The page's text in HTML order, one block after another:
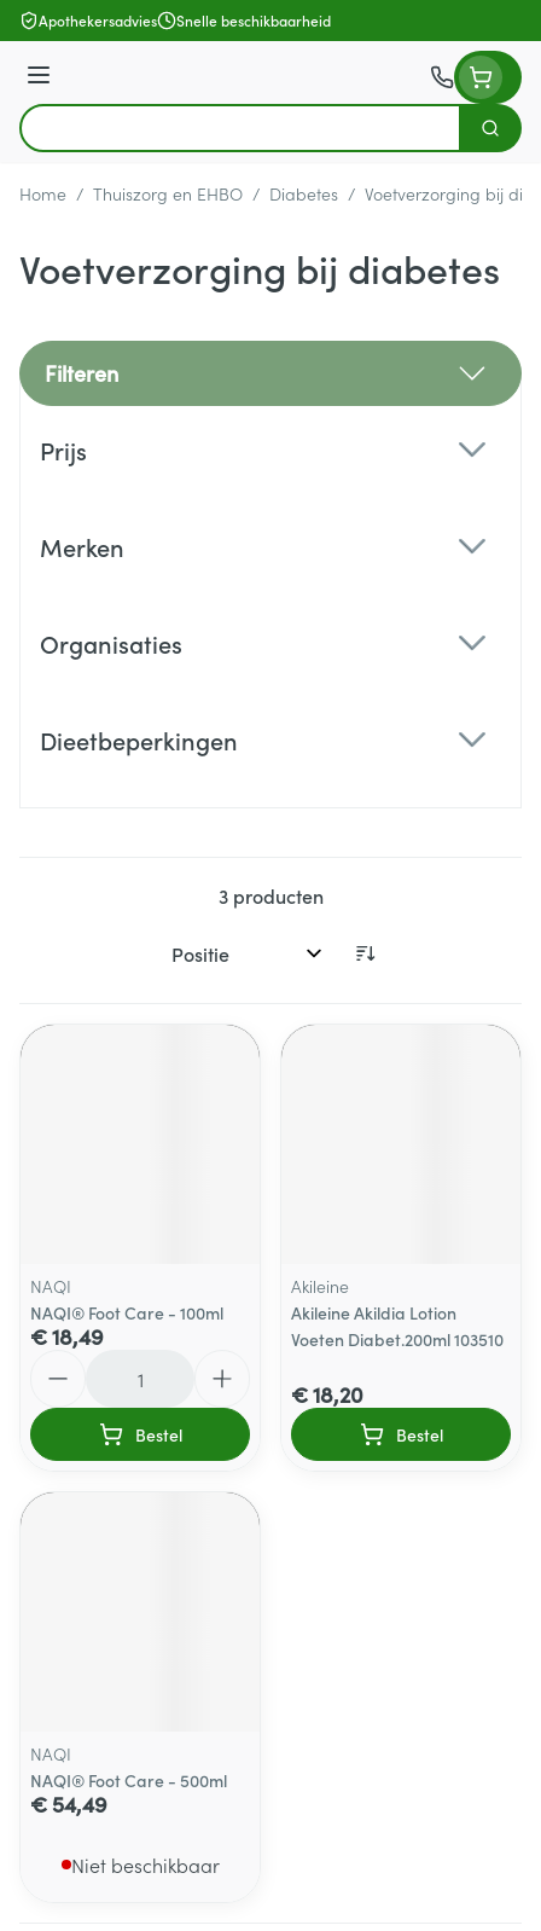
Ga naar de inhoud
Apothekersadvies Snelle beschikbaarheid
Menu
Product, merk, categorie...
Zoek
Home / Thuiszorg en EHBO / Diabetes / Voetverzorging bij
Voetverzorging bij diabetes
Filteren
Prijs
Merken
Organisaties
Dieetbeperkingen
3producten
Sorteer op:
NAQI
NAQI® Foot Care - 100ml
€ 18,49
Bestel
Akileine
Akileine Akildia Lotion
Voeten Diabet.200ml 103510
€ 18,20
Bestel
NAQI
NAQI® Foot Care - 500ml
€ 54,49
Niet beschikbaar